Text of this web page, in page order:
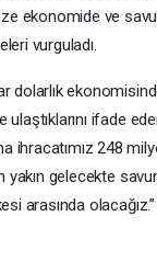
ekonomide ve
vurguladı.
dolarlık
ulaştıklarını ifade
ihracatımız 248
yakın gelecekte
arasında